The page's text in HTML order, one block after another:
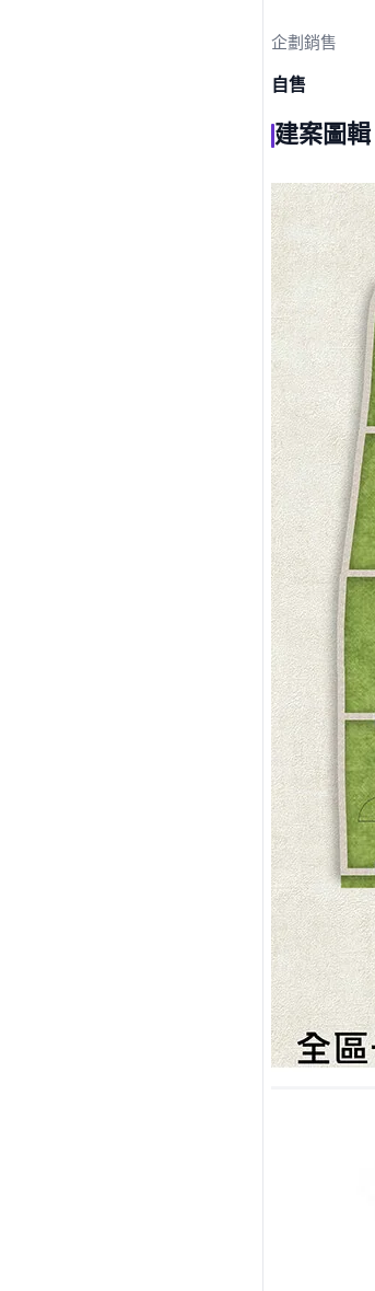
企劃銷售
自售
建案圖輯